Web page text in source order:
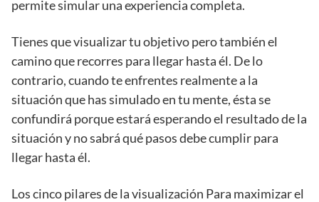
permite simular una experiencia completa.
Tienes que visualizar tu objetivo pero también el
camino que recorres para llegar hasta él. De lo
contrario, cuando te enfrentes realmente a la
situación que has simulado en tu mente, ésta se
confundirá porque estará esperando el resultado de la
situación y no sabrá qué pasos debe cumplir para
llegar hasta él.
Los cinco pilares de la visualización Para maximizar el